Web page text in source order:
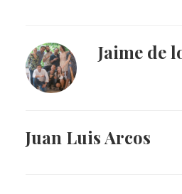
Jaime de
Juan Luis Arcos